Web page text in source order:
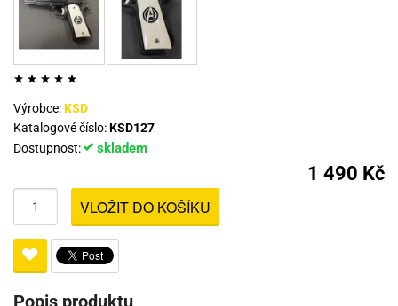
Výrobce:KSD
Katalogové číslo:KSD127
Dostupnost:
skladem
1 490 Kč
VLOŽIT DO KOŠÍKU
Popis produktu